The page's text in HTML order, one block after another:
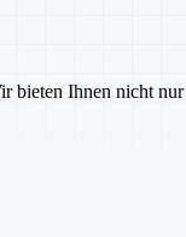
Ihnen nicht